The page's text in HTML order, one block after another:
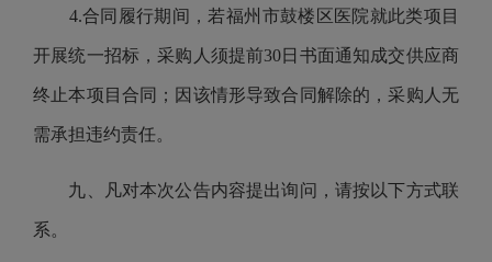
4.合同履行期间，若福州市鼓楼区医院就此类项目
开展统一招标，采购人须提前30日书面通知成交供应商
终止本项目合同；因该情形导致合同解除的，采购人无
需承担违约责任。
九、凡对本次公告内容提出询问，请按以下方式联
系。